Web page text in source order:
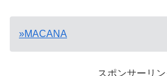
»MACANA
スポンサーリン